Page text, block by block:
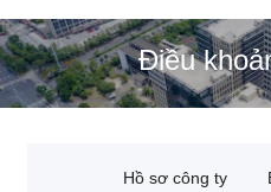
Điều
Hồ sơ công ty